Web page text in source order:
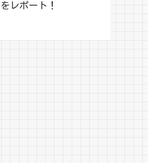
をレポート！